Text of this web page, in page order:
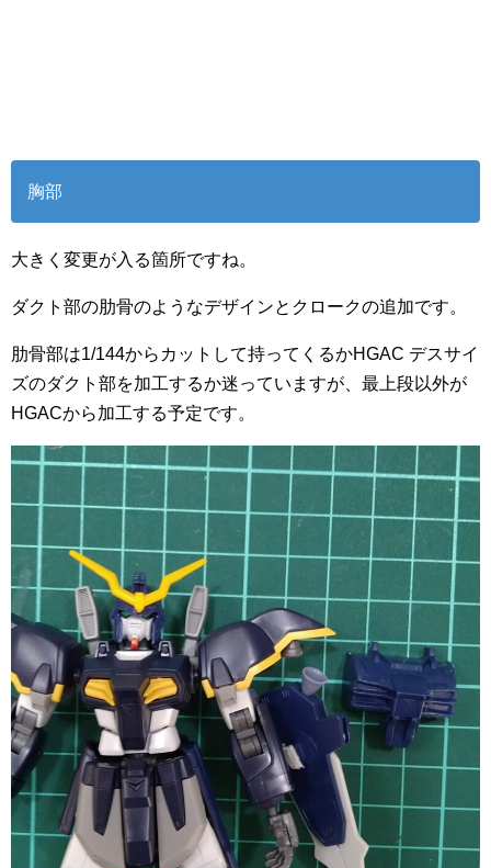
胸部
大きく変更が入る箇所ですね。
ダクト部の肋骨のようなデザインとクロークの追加です。
肋骨部は1/144からカットして持ってくるかHGAC デスサイ
ズのダクト部を加工するか迷っていますが、最上段以外が
HGACから加工する予定です。